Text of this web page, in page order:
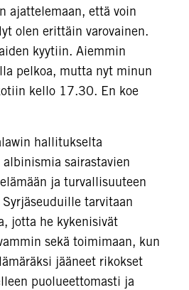
ajattelemaan, että voin
olen erittäin varovainen.
kyytiin. Aiemmin
pelkoa, mutta nyt minun
kello 17.30. En koe
hallitukselta
sairastavien
ja turvallisuuteen
tarvitaan
jotta he kykenisivät
sekä toimimaan, kun
jääneet rikokset
puolueettomasti ja